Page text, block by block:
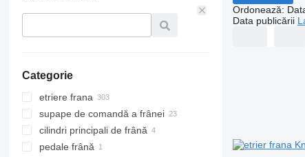
Categorie
etriere frana
supape de comandă a frânei
cilindri principali de frână
pedale frână
Ordonează:
Data publicării